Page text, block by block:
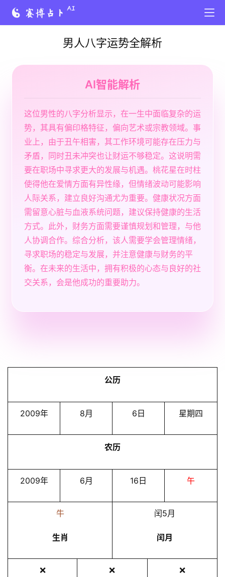
男人八字运势全解析
AI智能解析
这位男性的八字分析显示，在一生中面临复杂的运
势，其具有偏印格特征，偏向艺术或宗教领域。事
业上，由于丑午相害，其工作环境可能存在压力与
矛盾，同时丑未冲突也让财运不够稳定。这说明需
要在职场中寻求更大的发展与机遇。桃花星在时柱
使得他在爱情方面有异性缘，但情绪波动可能影响
人际关系，建立良好沟通尤为重要。健康状况方面
需留意心脏与血液系统问题，建议保持健康的生活
方式。此外，财务方面需要谨慎规划和管理，与他
人协调合作。综合分析，该人需要学会管理情绪，
寻求职场的稳定与发展，并注意健康与财务的平
衡。在未来的生活中，拥有积极的心态与良好的社
交关系，会是他成功的重要助力。
公历
2009年 8月 6日 星期四
农历
2009年 6月 16日 午
牛
生肖
闰5月
闰月
❌ ❌ ❌